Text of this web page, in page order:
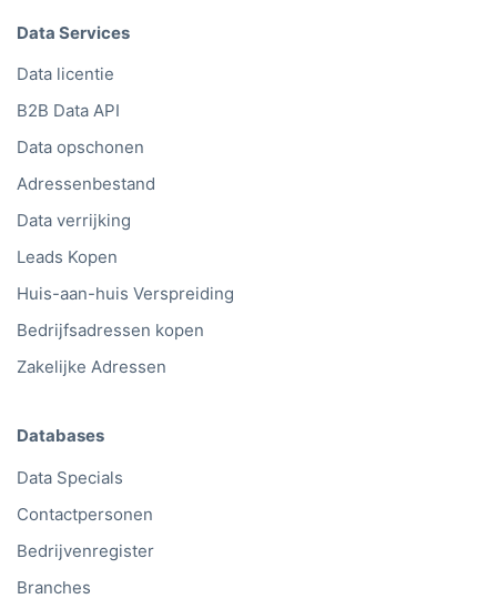
Data Services
Data licentie
B2B Data API
Data opschonen
Adressenbestand
Data verrijking
Leads Kopen
Huis-aan-huis Verspreiding
Bedrijfsadressen kopen
Zakelijke Adressen
Databases
Data Specials
Contactpersonen
Bedrijvenregister
Branches